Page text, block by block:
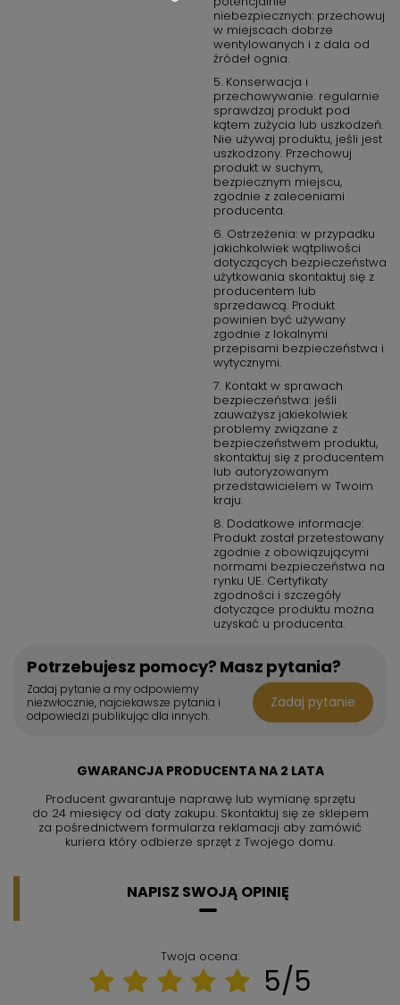
Standard higieny JURA: certyfikat TÜV
Dlaczego warto wybrać AGD Prestige:
Jako ceniony sklep internetowy z AGD, stawiamy na satysfakcję
klienta i oferujemy konkurencyjne ceny oraz doskonałą obsługę
klienta. Nasza oferta obejmuje tylko produkty najwyższej jakości,
a ekspres do kawy JURA E4 Piano Black to doskonały przykład
Zamów już dziś i ciesz się perfekcyjnie przygotowaną kawą w
domowym zaciszu. Nie przegap okazji, aby stać się
właścicielem tego wyjątkowego ekspresu ciśnieniowego do
kawy JURA E4 Piano Black, dostępnego w naszym sklepie
niebezpiecznych: przechowuj
w miejscach dobrze
wentylowanych i z dala od
źródeł ognia.
5. Konserwacja i
przechowywanie: regularnie
sprawdzaj produkt pod
kątem zużycia lub uszkodzeń.
Nie używaj produktu, jeśli jest
uszkodzony. Przechowuj
produkt w suchym,
bezpiecznym miejscu,
zgodnie z zaleceniami
producenta.
6. Ostrzeżenia: w przypadku
jakichkolwiek wątpliwości
dotyczących bezpieczeństwa
użytkowania skontaktuj się z
producentem lub
sprzedawcą. Produkt
powinien być używany
zgodnie z lokalnymi
przepisami bezpieczeństwa i
wytycznymi.
7. Kontakt w sprawach
bezpieczeństwa: jeśli
zauważysz jakiekolwiek
problemy związane z
bezpieczeństwem produktu,
skontaktuj się z producentem
lub autoryzowanym
przedstawicielem w Twoim
kraju.
8. Dodatkowe informacje:
Produkt został przetestowany
zgodnie z obowiązującymi
normami bezpieczeństwa na
rynku UE. Certyfikaty
zgodności i szczegóły
dotyczące produktu można
uzyskać u producenta.
Potrzebujesz pomocy? Masz pytania?
Zadaj pytanie a my odpowiemy
niezwłocznie, najciekawsze pytania i
odpowiedzi publikując dla innych.
Zadaj pytanie
GWARANCJA PRODUCENTA NA 2 LATA
Producent gwarantuje naprawę lub wymianę sprzętu
do 24 miesięcy od daty zakupu. Skontaktuj się ze sklepem
za pośrednictwem formularza reklamacji aby zamówić
kuriera który odbierze sprzęt z Twojego domu.
NAPISZ SWOJĄ OPINIĘ
Twoja ocena:
5/5